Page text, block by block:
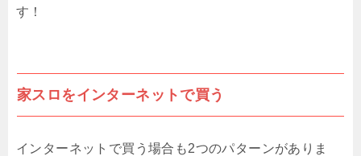
す！
家スロをインターネットで買う
インターネットで買う場合も2つのパターンがありま